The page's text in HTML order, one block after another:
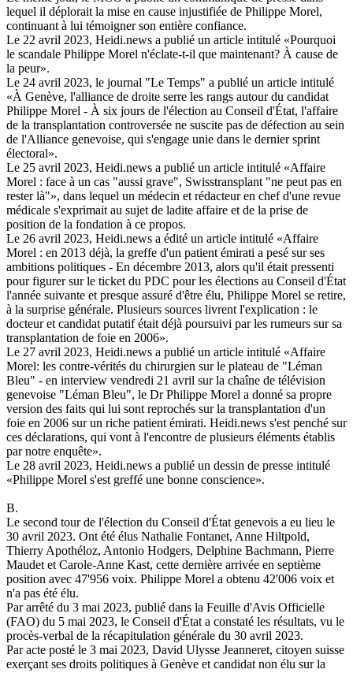
lequel il déplorait la mise en cause injustifiée de Philippe Morel,
continuant à lui témoigner son entière confiance.
Le 22 avril 2023, Heidi.news a publié un article intitulé «Pourquoi
le scandale Philippe Morel n'éclate-t-il que maintenant? À cause de
la peur».
Le 24 avril 2023, le journal "Le Temps" a publié un article intitulé
«À Genève, l'alliance de droite serre les rangs autour du candidat
Philippe Morel - À six jours de l'élection au Conseil d'État, l'affaire
de la transplantation controversée ne suscite pas de défection au sein
de l'Alliance genevoise, qui s'engage unie dans le dernier sprint
électoral».
Le 25 avril 2023, Heidi.news a publié un article intitulé «Affaire
Morel : face à un cas "aussi grave", Swisstransplant "ne peut pas en
rester là"», dans lequel un médecin et rédacteur en chef d'une revue
médicale s'exprimait au sujet de ladite affaire et de la prise de
position de la fondation à ce propos.
Le 26 avril 2023, Heidi.news a édité un article intitulé «Affaire
Morel : en 2013 déjà, la greffe d'un patient émirati a pesé sur ses
ambitions politiques - En décembre 2013, alors qu'il était pressenti
pour figurer sur le ticket du PDC pour les élections au Conseil d'État
l'année suivante et presque assuré d'être élu, Philippe Morel se retire,
à la surprise générale. Plusieurs sources livrent l'explication : le
docteur et candidat putatif était déjà poursuivi par les rumeurs sur sa
transplantation de foie en 2006».
Le 27 avril 2023, Heidi.news a publié un article intitulé «Affaire
Morel: les contre-vérités du chirurgien sur le plateau de "Léman
Bleu" - en interview vendredi 21 avril sur la chaîne de télévision
genevoise "Léman Bleu", le Dr Philippe Morel a donné sa propre
version des faits qui lui sont reprochés sur la transplantation d'un
foie en 2006 sur un riche patient émirati. Heidi.news s'est penché sur
ces déclarations, qui vont à l'encontre de plusieurs éléments établis
par notre enquête».
Le 28 avril 2023, Heidi.news a publié un dessin de presse intitulé
«Philippe Morel s'est greffé une bonne conscience».
B.
Le second tour de l'élection du Conseil d'État genevois a eu lieu le
30 avril 2023. Ont été élus Nathalie Fontanet, Anne Hiltpold,
Thierry Apothéloz, Antonio Hodgers, Delphine Bachmann, Pierre
Maudet et Carole-Anne Kast, cette dernière arrivée en septième
position avec 47'956 voix. Philippe Morel a obtenu 42'006 voix et
n'a pas été élu.
Par arrêté du 3 mai 2023, publié dans la Feuille d'Avis Officielle
(FAO) du 5 mai 2023, le Conseil d'État a constaté les résultats, vu le
procès-verbal de la récapitulation générale du 30 avril 2023.
Par acte posté le 3 mai 2023, David Ulysse Jeanneret, citoyen suisse
exerçant ses droits politiques à Genève et candidat non élu sur la